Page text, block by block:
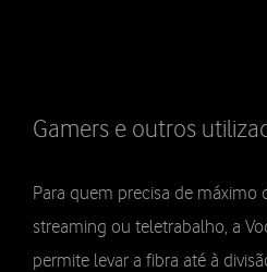
Gamers e outros
Para quem precisa de
streaming ou teletrabalho, a
permite levar a fibra até à